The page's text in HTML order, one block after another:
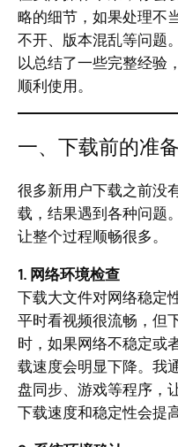
略的细节，如果处理不
不开、版本混乱等问题
以总结了一些完整经验
顺利使用。
一、下载前的准备
很多新用户下载之前没
载，结果遇到各种问题
让整个过程顺畅很多。
1. 网络环境检查
下载大文件对网络稳定
平时看视频很流畅，但
时，如果网络不稳定或
载速度会明显下降。我
盘同步、游戏等程序，
下载速度和稳定性会提